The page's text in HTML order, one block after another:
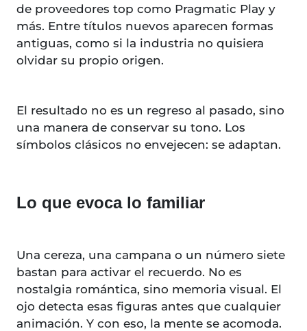
de proveedores top como Pragmatic Play y
más. Entre títulos nuevos aparecen formas
antiguas, como si la industria no quisiera
olvidar su propio origen.
El resultado no es un regreso al pasado, sino
una manera de conservar su tono. Los
símbolos clásicos no envejecen: se adaptan.
Lo que evoca lo familiar
Una cereza, una campana o un número siete
bastan para activar el recuerdo. No es
nostalgia romántica, sino memoria visual. El
ojo detecta esas figuras antes que cualquier
animación. Y con eso, la mente se acomoda.